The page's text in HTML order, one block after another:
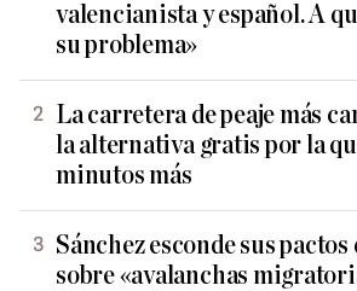
valencianista y español. A
su problema»
La carretera de peaje más
la alternativa gratis por la
minutos más
Sánchez esconde sus
sobre «avalanchas